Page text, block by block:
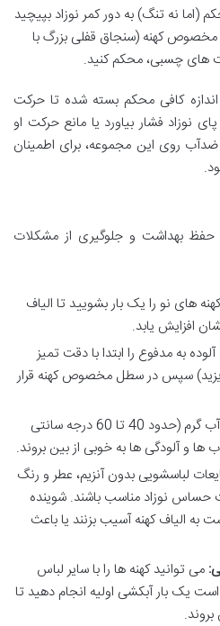
(اما نه تنگ) به دور کمر نوزاد بپیچید
مخصوص کهنه (سنجاق قفلی بزرگ با
های چسبی، محکم کنید.
کافی محکم بسته شده تا حرکت
نوزاد فشار بیاورد یا مانع حرکت او
روی این مجموعه، برای اطمینان
بهداشت و جلوگیری از مشکلات
های نو را یک بار بشویید تا الیاف
افزایش یابد.
به مدفوع را ابتدا با دقت تمیز
سپس در سطل مخصوص کهنه قرار
برای شستشو، از آب گرم (حدود 40 تا 60 درجه سانتی
ها و آلودگی ها به خوبی از بین بروند.
لباسشویی بدون آنزیم، عطر و رنگ
حساس نوزاد مناسب باشند. شوینده
الیاف کهنه آسیب بزنند یا باعث
می توانید کهنه ها را با سایر لباس
است یک بار آبکشی اولیه انجام دهید تا